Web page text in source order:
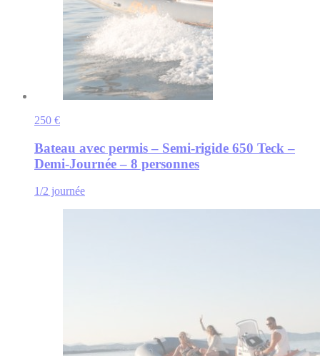
250 €
Bateau avec permis – Semi-rigide 650 Teck –
Demi-Journée – 8 personnes
1/2 journée